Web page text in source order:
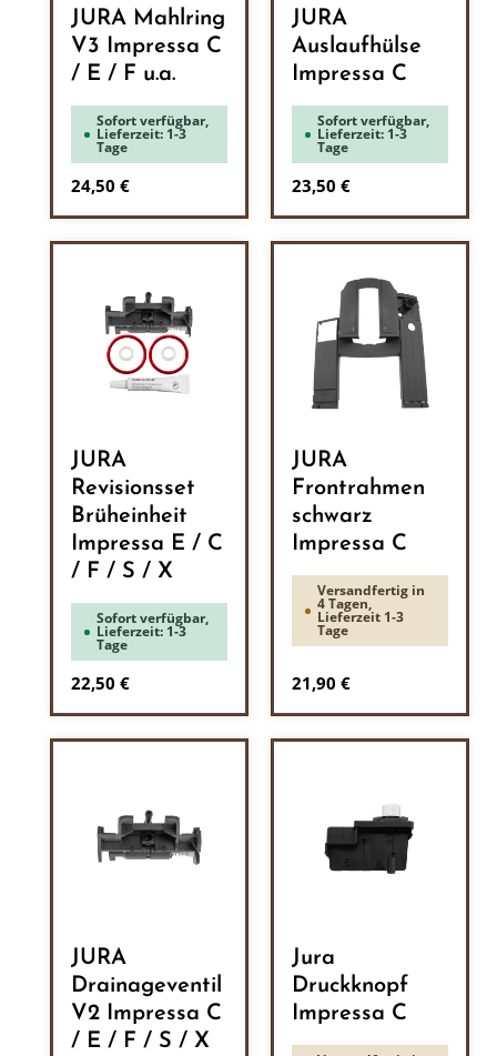
JURA Mahlring
V3 Impressa C
/ E / F u.a.
Sofort verfügbar,
Lieferzeit: 1-3
Tage
Regulärer Preis:
24,50 €
JURA
Auslaufhülse
Impressa C
Sofort verfügbar,
Lieferzeit: 1-3
Tage
Regulärer Preis:
23,50 €
JURA
Revisionsset
Brüheinheit
Impressa E / C
/ F / S / X
Sofort verfügbar,
Lieferzeit: 1-3
Tage
Regulärer Preis:
22,50 €
JURA
Frontrahmen
schwarz
Impressa C
Versandfertig in
4 Tagen,
Lieferzeit 1-3
Tage
Regulärer Preis:
21,90 €
JURA
Drainageventil
V2 Impressa C
/ E / F / S / X
Jura
Druckknopf
Impressa C